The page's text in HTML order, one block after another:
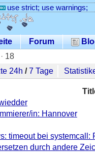
use strict; use warnings;
Forum
· 18
24h /7 Tage
in: Hannover
timeout bei
durch andere